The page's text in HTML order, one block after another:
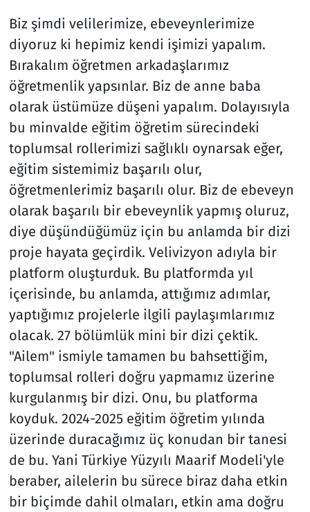
Biz şimdi velilerimize, ebeveynlerimize
diyoruz ki hepimiz kendi işimizi yapalım.
Bırakalım öğretmen arkadaşlarımız
öğretmenlik yapsınlar. Biz de anne baba
olarak üstümüze düşeni yapalım. Dolayısıyla
bu minvalde eğitim öğretim sürecindeki
toplumsal rollerimizi sağlıklı oynarsak eğer,
eğitim sistemimiz başarılı olur,
öğretmenlerimiz başarılı olur. Biz de ebeveyn
olarak başarılı bir ebeveynlik yapmış oluruz,
diye düşündüğümüz için bu anlamda bir dizi
proje hayata geçirdik. Velivizyon adıyla bir
platform oluşturduk. Bu platformda yıl
içerisinde, bu anlamda, attığımız adımlar,
yaptığımız projelerle ilgili paylaşımlarımız
olacak. 27 bölümlük mini bir dizi çektik.
"Ailem" ismiyle tamamen bu bahsettiğim,
toplumsal rolleri doğru yapmamız üzerine
kurgulanmış bir dizi. Onu, bu platforma
koyduk. 2024-2025 eğitim öğretim yılında
üzerinde duracağımız üç konudan bir tanesi
de bu. Yani Türkiye Yüzyılı Maarif Modeli'yle
beraber, ailelerin bu sürece biraz daha etkin
bir biçimde dahil olmaları, etkin ama doğru